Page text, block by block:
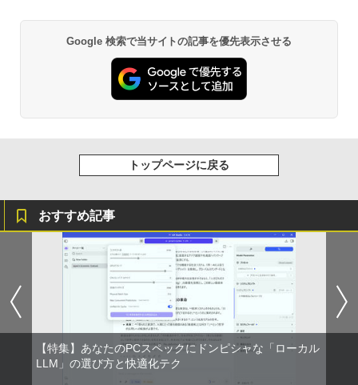
Google 検索で当サイトの記事を優先表示させる
トップページに戻る
おすすめ記事
【特集】あなたのPCスペックにドンピシャな「ローカル
LLM」の選び方と快適化テク